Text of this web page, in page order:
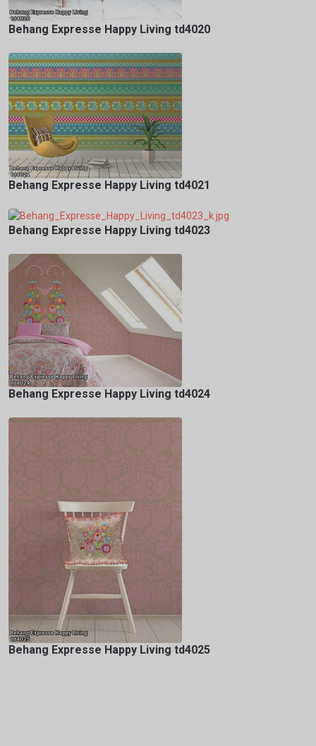
Behang Expresse Happy Living td4020
Behang Expresse Happy Living td4021
Behang Expresse Happy Living td4023
Behang Expresse Happy Living td4024
Behang Expresse Happy Living td4025